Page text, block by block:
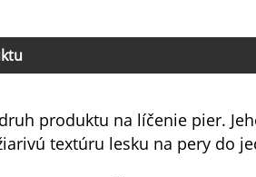
produktu na líčenie pier.
textúru lesku na pery do